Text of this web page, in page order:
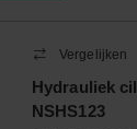
Vergelijken
Hydrauliek
NSHS123